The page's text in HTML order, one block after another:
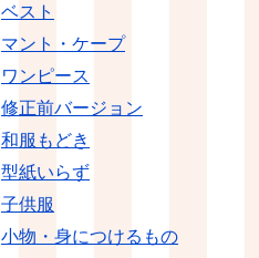
ベスト
マント・ケープ
ワンピース
修正前バージョン
和服もどき
型紙いらず
子供服
小物・身につけるもの